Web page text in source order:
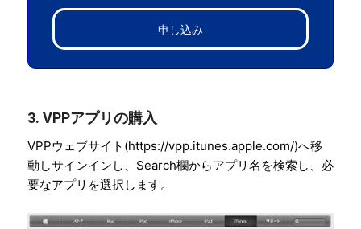
申し込み
3. VPPアプリの購入
VPPウェブサイト(https://vpp.itunes.apple.com/)へ移
動しサインインし、Search欄からアプリ名を検索し、必
要なアプリを選択します。